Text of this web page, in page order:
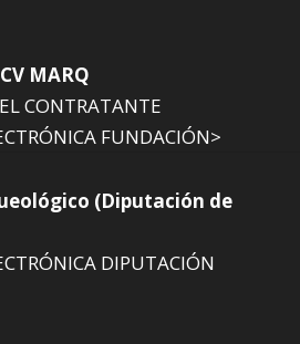
MARQ
CONTRATANTE
FUNDACIÓN>
(Diputación de
DIPUTACIÓN